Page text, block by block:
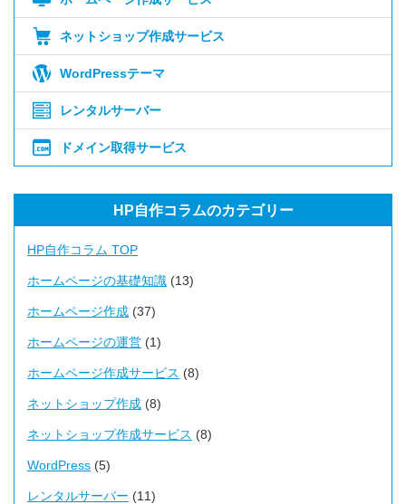
ネットショップ作成サービス
WordPressテーマ
レンタルサーバー
ドメイン取得サービス
HP自作コラムのカテゴリー
HP自作コラム TOP
ホームページの基礎知識 (13)
ホームページ作成 (37)
ホームページの運営 (1)
ホームページ作成サービス (8)
ネットショップ作成 (8)
ネットショップ作成サービス (8)
WordPress (5)
レンタルサーバー (11)